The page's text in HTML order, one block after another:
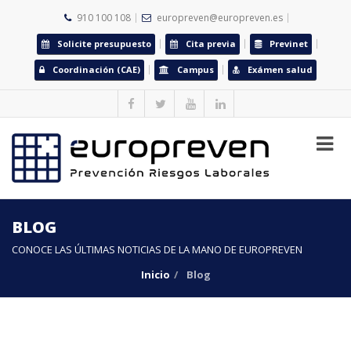
910 100 108 europreven@europreven.es
Solicite presupuesto Cita previa Previnet
Coordinación (CAE) Campus Exámen salud
BLOG
CONOCE LAS ÚLTIMAS NOTICIAS DE LA MANO DE EUROPREVEN
Inicio
Blog